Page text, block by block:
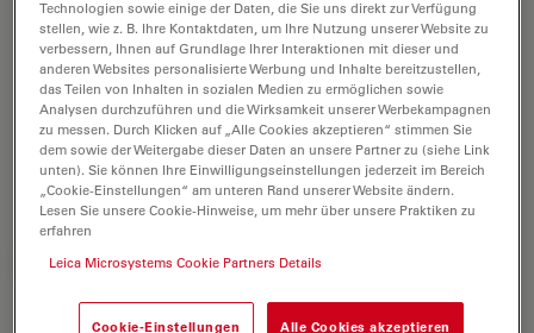
Produkt Nr. 11566082
Das Objektiv N PLAN EPI 10x/0,25 hat eine
Vergrößerung von 10X und eine numerische Apertur
von 0,25. Für Trockenimmersion, mit einem M25
Objektivgewinde mit 17,7 mm freiem Arbeitsabstand
und Sehfeld FN 25.
ANGEBOT ANFORDERN
Technologien sowie einige der Daten, die Sie uns direkt zur Verfügung
stellen, wie z. B. Ihre Kontaktdaten, um Ihre Nutzung unserer Website zu
verbessern, Ihnen auf Grundlage Ihrer Interaktionen mit dieser und
anderen Websites personalisierte Werbung und Inhalte bereitzustellen,
das Teilen von Inhalten in sozialen Medien zu ermöglichen sowie
Analysen durchzuführen und die Wirksamkeit unserer Werbekampagnen
zu messen. Durch Klicken auf „Alle Cookies akzeptieren“ stimmen Sie
dem sowie der Weitergabe dieser Daten an unsere Partner zu (siehe Link
unten). Sie können Ihre Einwilligungseinstellungen jederzeit im Bereich
„Cookie-Einstellungen“ am unteren Rand unserer Website ändern.
Lesen Sie unsere Cookie-Hinweise, um mehr über unsere Praktiken zu
erfahren
Leica Microsystems Cookie Partners Details
Cookie-Einstellungen Alle Cookies akzeptieren